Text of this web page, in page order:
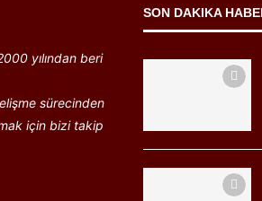
yılından beri
sürecinden
için bizi takip
SON DAKIKA